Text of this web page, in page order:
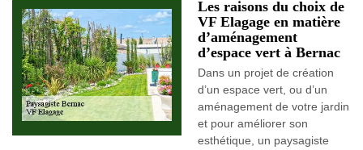
Les raisons du choix de
VF Elagage en matière
d’aménagement
d’espace vert à Bernac
Dans un projet de création
d’un espace vert, ou d’un
aménagement de votre jardin
et pour améliorer son
esthétique, un paysagiste